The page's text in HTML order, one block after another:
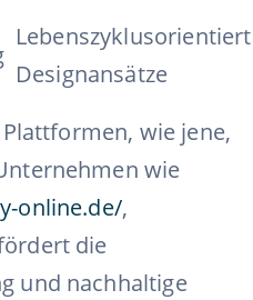
Designansätze
wie jene,
wie
online.de/,
die
und nachhaltige